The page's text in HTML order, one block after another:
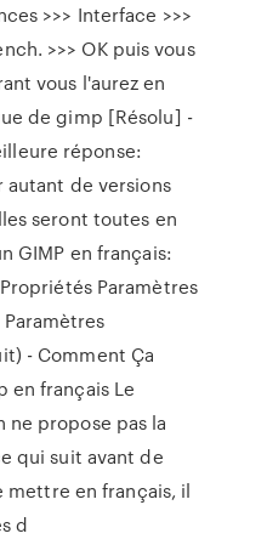
>>> Interface >>>
>>> OK puis vous
vous l'aurez en
de gimp [Résolu] -
réponse:
autant de versions
seront toutes en
GIMP en français:
Paramètres
- Comment Ça
en français Le
propose pas la
qui suit avant de
mettre en français, il
d